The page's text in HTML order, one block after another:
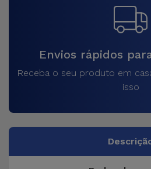
Envios rápidos
Receba o seu produto em
isso